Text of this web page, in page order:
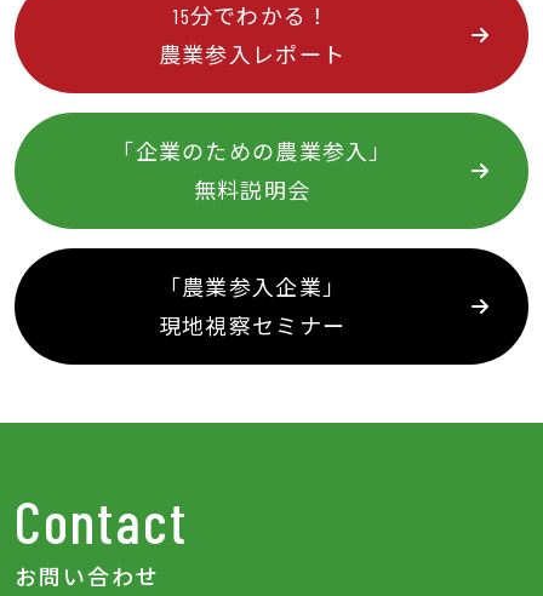
15分でわかる！
農業参入レポート
「企業のための農業参入」
無料説明会
「農業参入企業」
現地視察セミナー
Contact
お問い合わせ